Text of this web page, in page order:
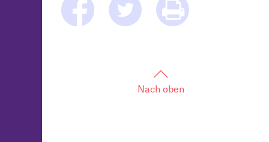
Nach oben